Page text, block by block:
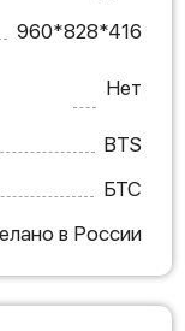
960*828*416
Нет
BTS
БТС
в России